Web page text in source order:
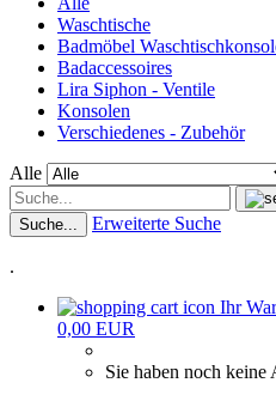
Waschtische
Badmöbel
Badaccessoires
Lira Siphon - Ventile
Konsolen
Verschiedenes - Zubehör
Alle
Suche... Erweiterte Suche
.
Ihr
0,00 EUR
Sie haben noch